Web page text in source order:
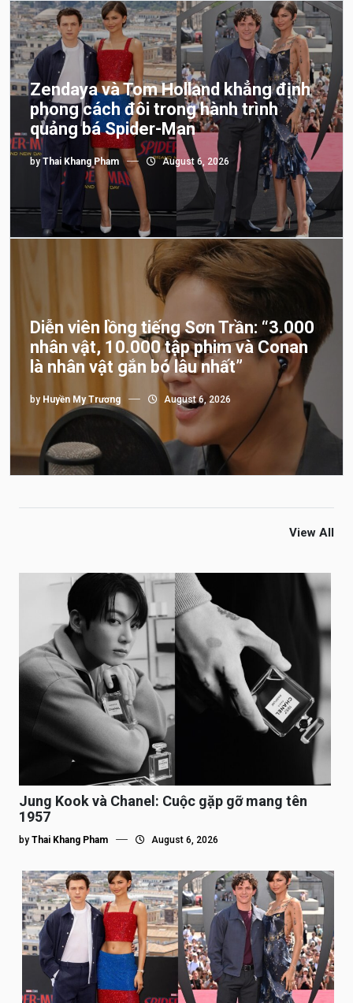
Zendaya và Tom Holland khẳng định
phong cách đôi trong hành trình
quảng bá Spider-Man
by Thai Khang Pham August 6, 2026
Diễn viên lồng tiếng Sơn Trần: “3.000
nhân vật, 10.000 tập phim và Conan
là nhân vật gắn bó lâu nhất”
by Huyền My Trương August 6, 2026
View All
Jung Kook và Chanel: Cuộc gặp gỡ mang tên
1957
by Thai Khang Pham August 6, 2026